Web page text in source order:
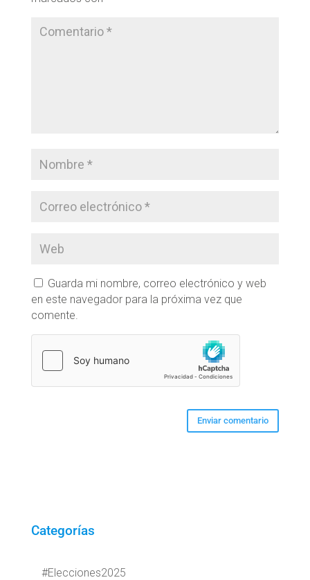
Guarda mi nombre, correo electrónico y web
en este navegador para la próxima vez que
comente.
Categorías
#Elecciones2025